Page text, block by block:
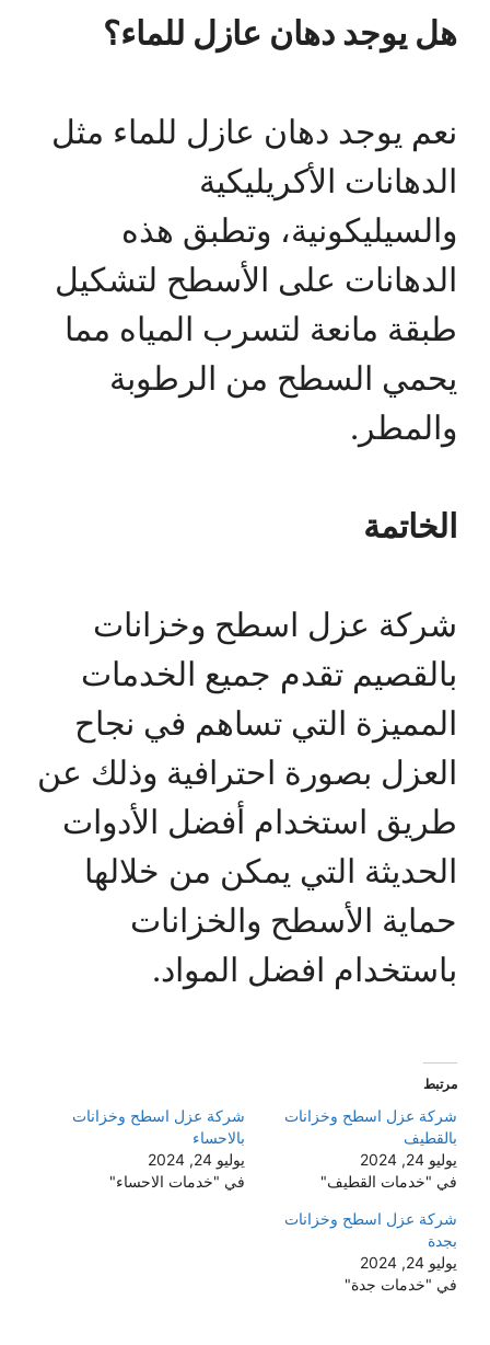
هل يوجد دهان عازل للماء؟
نعم يوجد دهان عازل للماء مثل
الدهانات الأكريليكية
والسيليكونية، وتطبق هذه
الدهانات على الأسطح لتشكيل
طبقة مانعة لتسرب المياه مما
يحمي السطح من الرطوبة
والمطر.
الخاتمة
شركة عزل اسطح وخزانات
بالقصيم تقدم جميع الخدمات
المميزة التي تساهم في نجاح
العزل بصورة احترافية وذلك عن
طريق استخدام أفضل الأدوات
الحديثة التي يمكن من خلالها
حماية الأسطح والخزانات
باستخدام افضل المواد.
مرتبط
شركة عزل اسطح وخزانات
بالقطيف
يوليو 24, 2024
في "خدمات القطيف"
شركة عزل اسطح وخزانات
بالاحساء
يوليو 24, 2024
في "خدمات الاحساء"
شركة عزل اسطح وخزانات
بجدة
يوليو 24, 2024
في "خدمات جدة"